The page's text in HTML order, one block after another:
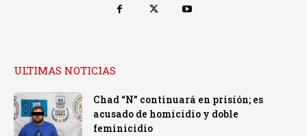
ULTIMAS NOTICIAS
Chad “N” continuará en prisión; es
acusado de homicidio y doble
feminicidio